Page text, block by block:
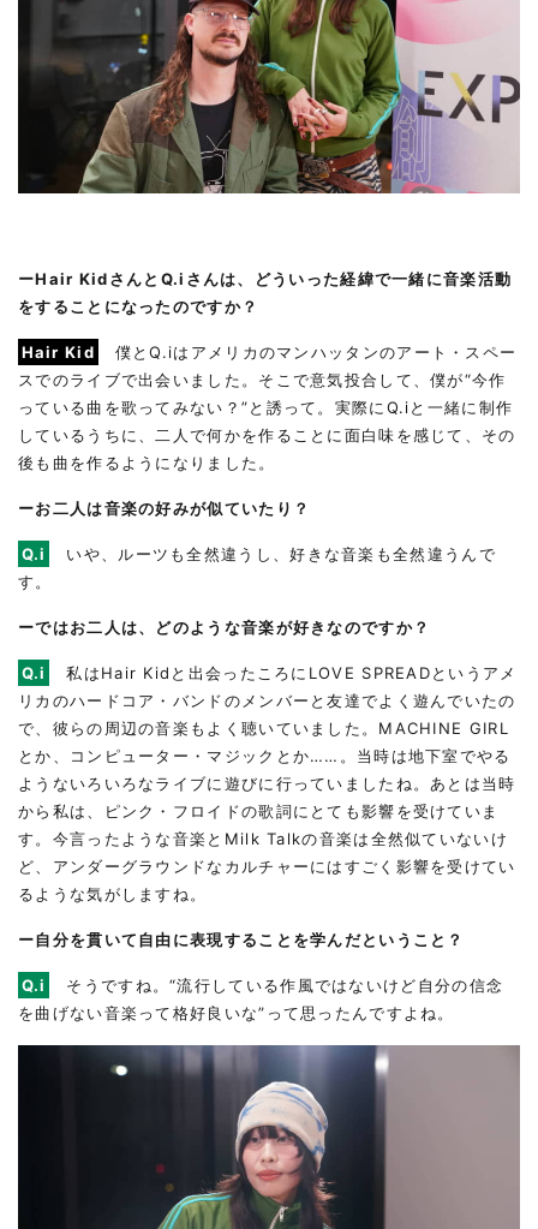
ーHair KidさんとQ.iさんは、どういった経緯で一緒に音楽活動
をすることになったのですか？
Hair Kid
僕とQ.iはアメリカのマンハッタンのアート・スペー
スでのライブで出会いました。そこで意気投合して、僕が“今作
っている曲を歌ってみない？”と誘って。実際にQ.iと一緒に制作
しているうちに、二人で何かを作ることに面白味を感じて、その
後も曲を作るようになりました。
ーお二人は音楽の好みが似ていたり？
Q.i
いや、ルーツも全然違うし、好きな音楽も全然違うんで
す。
ーではお二人は、どのような音楽が好きなのですか？
Q.i
私はHair Kidと出会ったころにLOVE SPREADというアメ
リカのハードコア・バンドのメンバーと友達でよく遊んでいたの
で、彼らの周辺の音楽もよく聴いていました。MACHINE GIRL
とか、コンピューター・マジックとか……。当時は地下室でやる
ようないろいろなライブに遊びに行っていましたね。あとは当時
から私は、ピンク・フロイドの歌詞にとても影響を受けていま
す。今言ったような音楽とMilk Talkの音楽は全然似ていないけ
ど、アンダーグラウンドなカルチャーにはすごく影響を受けてい
るような気がしますね。
ー自分を貫いて自由に表現することを学んだということ？
Q.i
そうですね。“流行している作風ではないけど自分の信念
を曲げない音楽って格好良いな”って思ったんですよね。